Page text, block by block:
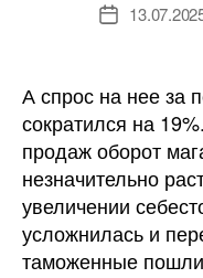
Дата
А спрос на нее за
сократился на
продаж оборот
незначительно
увеличении
усложнилась и
таможенные